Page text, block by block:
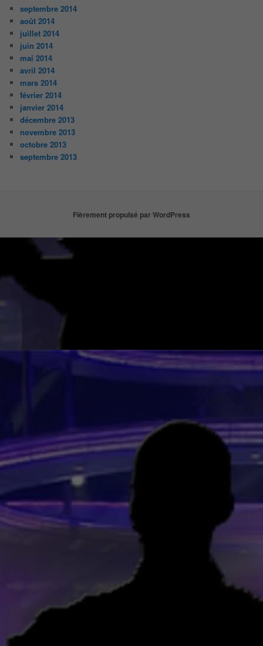
septembre 2014
août 2014
juillet 2014
juin 2014
mai 2014
avril 2014
mars 2014
février 2014
janvier 2014
décembre 2013
novembre 2013
octobre 2013
septembre 2013
Fièrement propulsé par WordPress